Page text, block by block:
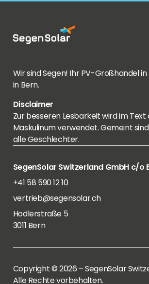
Wir sind Segen! Ihr PV-Großhandel
in Bern.
Disclaimer
Zur besseren Lesbarkeit wird im
Maskulinum verwendet. Gemeint
alle Geschlechter.
SegenSolar Switzerland GmbH c/o
+41 58 590 12 10
vertrieb@segensolar.ch
Hodlerstraße 5
3011 Bern
Copyright © 2026 – SegenSolar
Alle Rechte vorbehalten.